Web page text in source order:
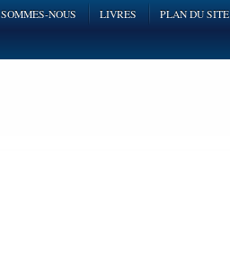
NOUS LIVRES PLAN DU SITE